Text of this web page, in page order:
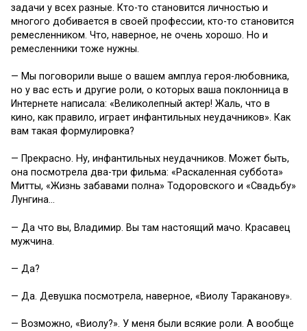
задачи у всех разные. Кто-то становится личностью и
многого добивается в своей профессии, кто-то становится
ремесленником. Что, наверное, не очень хорошо. Но и
ремесленники тоже нужны.
— Мы поговорили выше о вашем амплуа героя-любовника,
но у вас есть и другие роли, о которых ваша поклонница в
Интернете написала: «Великолепный актер! Жаль, что в
кино, как правило, играет инфантильных неудачников». Как
вам такая формулировка?
— Прекрасно. Ну, инфантильных неудачников. Может быть,
она посмотрела два-три фильма: «Раскаленная суббота»
Митты, «Жизнь забавами полна» Тодоровского и «Свадьбу»
Лунгина…
— Да что вы, Владимир. Вы там настоящий мачо. Красавец
мужчина.
— Да?
— Да. Девушка посмотрела, наверное, «Виолу Тараканову».
— Возможно, «Виолу?». У меня были всякие роли. А вообще